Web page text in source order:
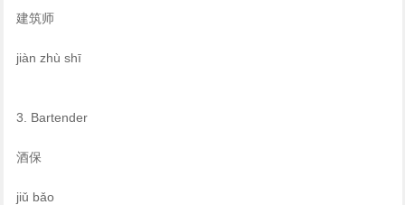
建筑师
jiàn zhù shī
3. Bartender
酒保
jiǔ bǎo